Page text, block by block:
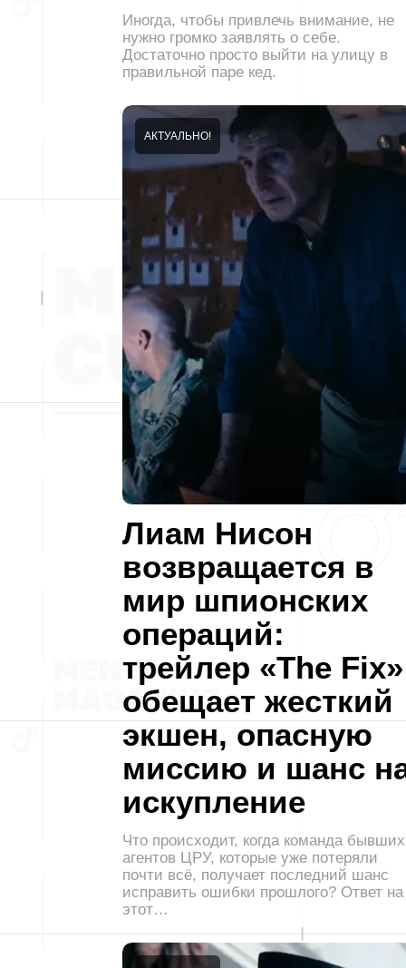
Иногда, чтобы привлечь внимание, не
нужно громко заявлять о себе.
Достаточно просто выйти на улицу в
правильной паре кед.
Лиам Нисон
возвращается в
мир шпионских
операций:
трейлер «The Fix»
обещает жесткий
экшен, опасную
миссию и шанс
искупление
АКТУАЛЬНО!
Что происходит, когда команда бывших
агентов ЦРУ, которые уже потеряли
почти всё, получает последний шанс
исправить ошибки прошлого? Ответ на
этот…